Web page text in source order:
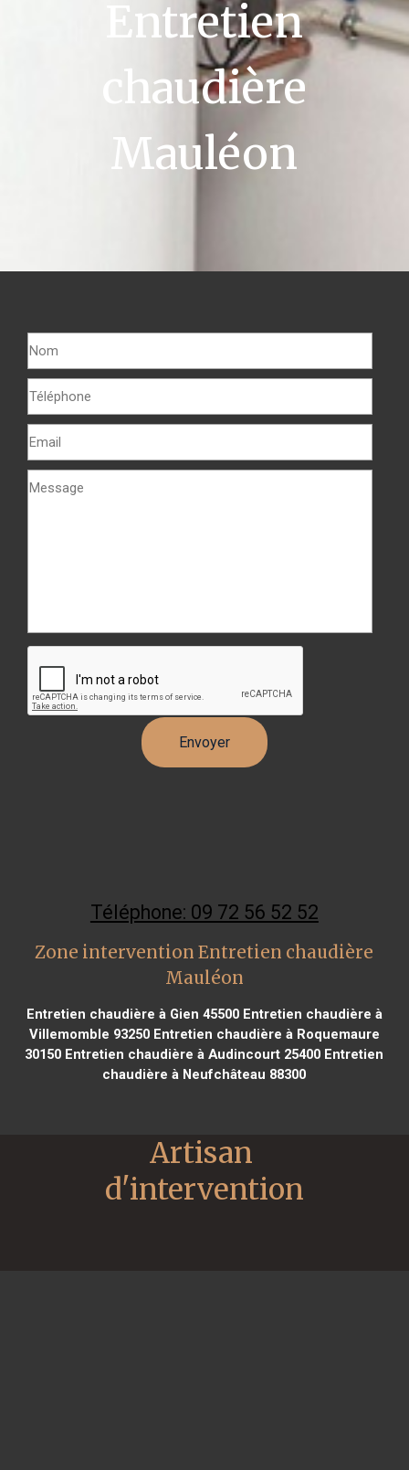
Entretien
chaudière
Mauléon
Téléphone: 09 72 56 52 52
Zone intervention Entretien chaudière
Mauléon
Entretien chaudière à Gien 45500Entretien chaudière à
Villemomble 93250Entretien chaudière à Roquemaure
30150 Entretien chaudière à Audincourt 25400 Entretien
chaudière à Neufchâteau 88300
Artisan
d'intervention